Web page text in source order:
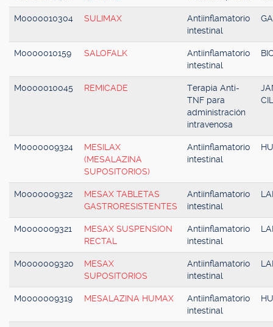
M0000010304 SULIMAX
Antiinflamatorio
intestinal
M0000010159 SALOFALK
Antiinflamatorio
intestinal
M0000010045 REMICADE
Terapia Anti-
TNF para
administración
intravenosa
M0000009324
MESILAX
(MESALAZINA
SUPOSITORIOS)
Antiinflamatorio
intestinal
M0000009322
MESAX TABLETAS
GASTRORESISTENTES
Antiinflamatorio
intestinal
M0000009321
MESAX SUSPENSION
RECTAL
Antiinflamatorio
intestinal
M0000009320
MESAX
SUPOSITORIOS
Antiinflamatorio
intestinal
M0000009319 MESALAZINA HUMAX
Antiinflamatorio
intestinal